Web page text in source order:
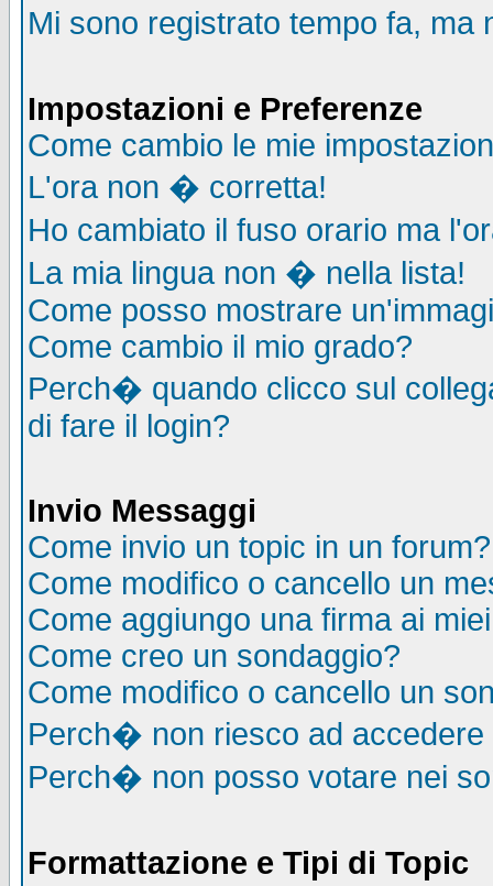
Mi sono registrato tempo fa,
Impostazioni e Preferenze
Come cambio le mie
L'ora non � corretta!
Ho cambiato il fuso orario ma
La mia lingua non � nella lista!
Come posso mostrare
Come cambio il mio grado?
Perch� quando clicco sul
di fare il login?
Invio Messaggi
Come invio un topic in un forum?
Come modifico o cancello un
Come aggiungo una firma ai
Come creo un sondaggio?
Come modifico o cancello un
Perch� non riesco ad accedere
Perch� non posso votare nei
Formattazione e Tipi di Topic